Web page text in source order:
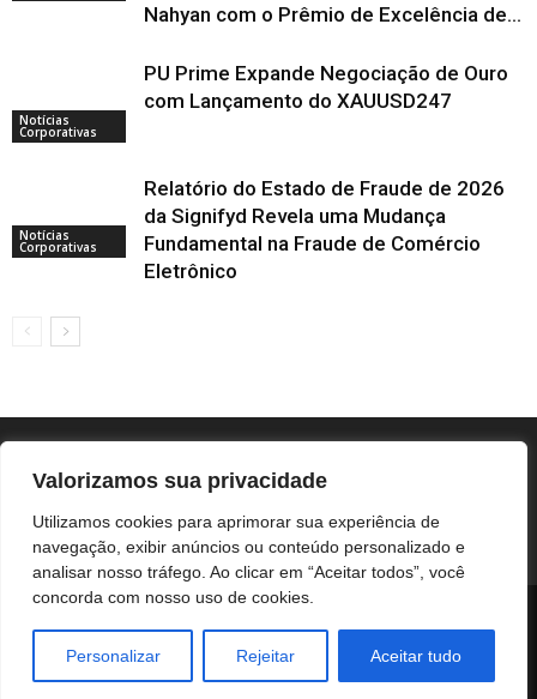
Valorizamos sua privacidade
Utilizamos cookies para aprimorar sua experiência de
navegação, exibir anúncios ou conteúdo personalizado e
analisar nosso tráfego. Ao clicar em “Aceitar todos”, você
concorda com nosso uso de cookies.
Personalizar Rejeitar Aceitar tudo
Nahyan com o Prêmio de Excelência de...
Notícias
Corporativas
PU Prime Expande Negociação de Ouro
com Lançamento do XAUUSD247
Notícias
Corporativas
Relatório do Estado de Fraude de 2026
da Signifyd Revela uma Mudança
Fundamental na Fraude de Comércio
Eletrônico
NOTÍCIAS CORPORATIVAS
© Botucatuonline.com - email: redacao@botucatuonline.com